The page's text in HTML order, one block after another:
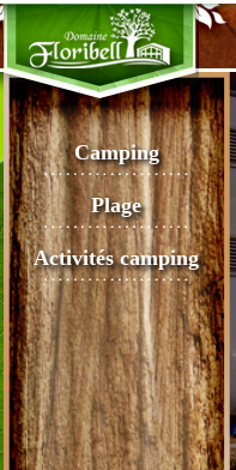
Camping
Plage
Activités camping